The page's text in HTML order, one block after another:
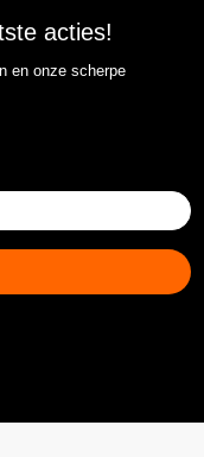
acties!
en onze scherpe